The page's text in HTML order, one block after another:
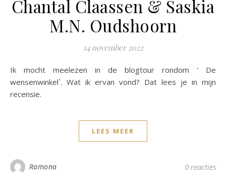
Chantal Claassen & Saskia
M.N. Oudshoorn
14 november 2022
Ik mocht meelezen in de blogtour rondom ' De
wensenwinkel´. Wat ik ervan vond? Dat lees je in mijn
recensie.
LEES MEER
Ramona 0 reacties